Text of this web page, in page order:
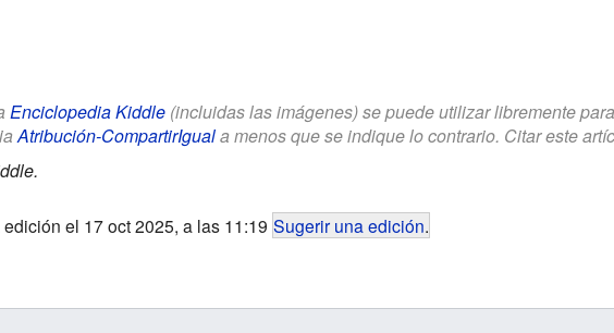
Enciclopedia Kiddle(incluidas las imágenes) se puede utilizar libremente
Atribución-CompartirIguala menos que se indique lo contrario. Citar este
edición el 17 oct 2025, a las 11:19 Sugerir una edición.